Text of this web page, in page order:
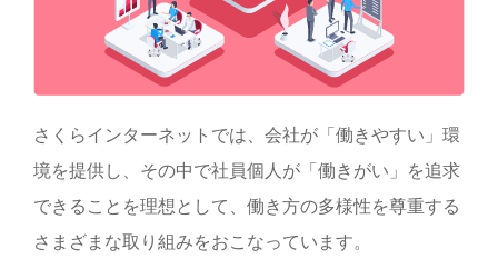
さくらインターネットでは、会社が「働きやすい」環
境を提供し、その中で社員個人が「働きがい」を追求
できることを理想として、働き方の多様性を尊重する
さまざまな取り組みをおこなっています。